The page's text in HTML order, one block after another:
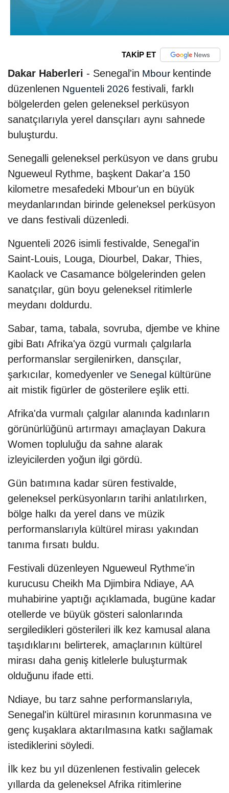
TAKİP ET
Dakar Haberleri - Senegal'in Mbour kentinde
düzenlenen Nguenteli 2026 festivali, farklı
bölgelerden gelen geleneksel perküsyon
sanatçılarıyla yerel dansçıları aynı sahnede
buluşturdu.
Senegalli geleneksel perküsyon ve dans grubu
Ngueweul Rythme, başkent Dakar'a 150
kilometre mesafedeki Mbour'un en büyük
meydanlarından birinde geleneksel perküsyon
ve dans festivali düzenledi.
Nguenteli 2026 isimli festivalde, Senegal'in
Saint-Louis, Louga, Diourbel, Dakar, Thies,
Kaolack ve Casamance bölgelerinden gelen
sanatçılar, gün boyu geleneksel ritimlerle
meydanı doldurdu.
Sabar, tama, tabala, sovruba, djembe ve khine
gibi Batı Afrika'ya özgü vurmalı çalgılarla
performanslar sergilenirken, dansçılar,
şarkıcılar, komedyenler ve Senegal
kültürüne
ait mistik figürler de gösterilere eşlik etti.
Afrika'da vurmalı çalgılar alanında kadınların
görünürlüğünü artırmayı amaçlayan Dakura
Women topluluğu da sahne alarak
izleyicilerden yoğun ilgi gördü.
Gün batımına kadar süren festivalde,
geleneksel perküsyonların tarihi anlatılırken,
bölge halkı da yerel dans ve müzik
performanslarıyla kültürel mirası yakından
tanıma fırsatı buldu.
Festivali düzenleyen Ngueweul Rythme'in
kurucusu Cheikh Ma Djimbira Ndiaye, AA
muhabirine yaptığı açıklamada, bugüne kadar
otellerde ve büyük gösteri salonlarında
sergiledikleri gösterileri ilk kez kamusal alana
taşıdıklarını belirterek, amaçlarının kültürel
mirası daha geniş kitlelerle buluşturmak
olduğunu ifade etti.
Ndiaye, bu tarz sahne performanslarıyla,
Senegal'in kültürel mirasının korunmasına ve
genç kuşaklara aktarılmasına katkı sağlamak
istediklerini söyledi.
İlk kez bu yıl düzenlenen festivalin gelecek
yıllarda da geleneksel Afrika ritimlerine